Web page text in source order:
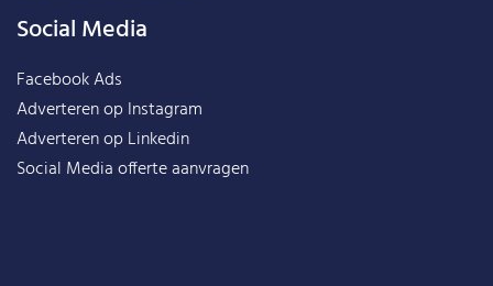
Social Media
Facebook Ads
Adverteren op Instagram
Adverteren op Linkedin
Social Media offerte aanvragen